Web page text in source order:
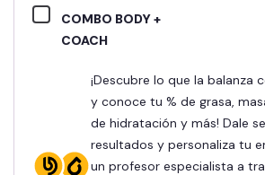
COMBO BODY +
COACH
¡Descubre lo que la balanza común no te dice
y conoce tu % de grasa,
de hidratación y más! Dale
resultados y personaliza tu
un profesor especialista a